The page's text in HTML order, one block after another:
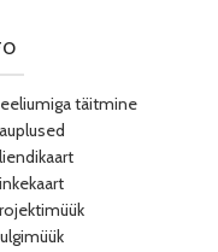
täitmine